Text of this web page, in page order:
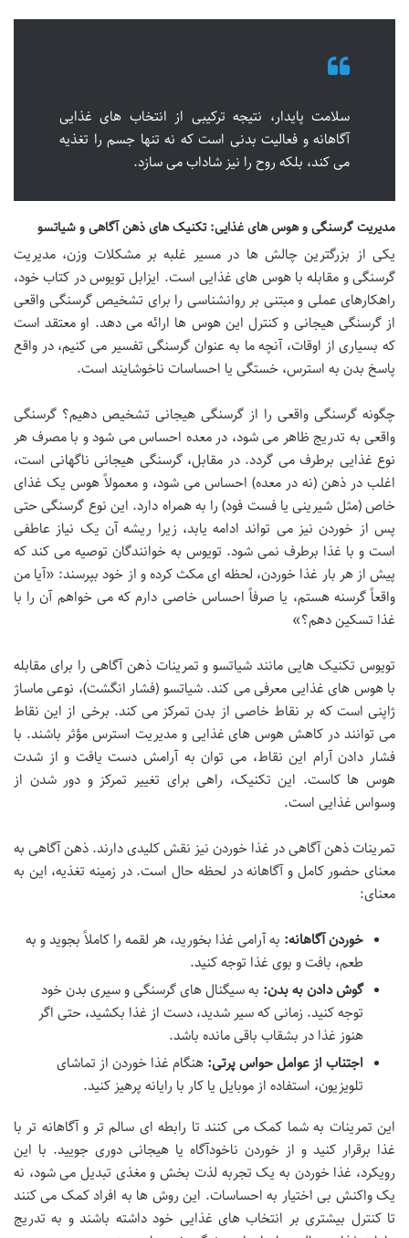
سلامت پایدار، نتیجه ترکیبی از انتخاب های غذایی
آگاهانه و فعالیت بدنی است که نه تنها جسم را تغذیه
می کند، بلکه روح را نیز شاداب می سازد.
مدیریت گرسنگی و هوس های غذایی: تکنیک های ذهن آگاهی و شیاتسو
یکی از بزرگترین چالش ها در مسیر غلبه بر مشکلات وزن، مدیریت
گرسنگی و مقابله با هوس های غذایی است. ایزابل تویوس در کتاب خود،
راهکارهای عملی و مبتنی بر روانشناسی را برای تشخیص گرسنگی واقعی
از گرسنگی هیجانی و کنترل این هوس ها ارائه می دهد. او معتقد است
که بسیاری از اوقات، آنچه ما به عنوان گرسنگی تفسیر می کنیم، در واقع
پاسخ بدن به استرس، خستگی یا احساسات ناخوشایند است.
چگونه گرسنگی واقعی را از گرسنگی هیجانی تشخیص دهیم؟ گرسنگی
واقعی به تدریج ظاهر می شود، در معده احساس می شود و با مصرف هر
نوع غذایی برطرف می گردد. در مقابل، گرسنگی هیجانی ناگهانی است،
اغلب در ذهن (نه در معده) احساس می شود، و معمولاً هوس یک غذای
خاص (مثل شیرینی یا فست فود) را به همراه دارد. این نوع گرسنگی حتی
پس از خوردن نیز می تواند ادامه یابد، زیرا ریشه آن یک نیاز عاطفی
است و با غذا برطرف نمی شود. تویوس به خوانندگان توصیه می کند که
پیش از هر بار غذا خوردن، لحظه ای مکث کرده و از خود بپرسند: «آیا من
واقعاً گرسنه هستم، یا صرفاً احساس خاصی دارم که می خواهم آن را با
غذا تسکین دهم؟»
تویوس تکنیک هایی مانند شیاتسو و تمرینات ذهن آگاهی را برای مقابله
با هوس های غذایی معرفی می کند. شیاتسو (فشار انگشت)، نوعی ماساژ
ژاپنی است که بر نقاط خاصی از بدن تمرکز می کند. برخی از این نقاط
می توانند در کاهش هوس های غذایی و مدیریت استرس مؤثر باشند. با
فشار دادن آرام این نقاط، می توان به آرامش دست یافت و از شدت
هوس ها کاست. این تکنیک، راهی برای تغییر تمرکز و دور شدن از
وسواس غذایی است.
تمرینات ذهن آگاهی در غذا خوردن نیز نقش کلیدی دارند. ذهن آگاهی به
معنای حضور کامل و آگاهانه در لحظه حال است. در زمینه تغذیه، این به
معنای:
خوردن آگاهانه: به آرامی غذا بخورید، هر لقمه را کاملاً بجوید و به
طعم، بافت و بوی غذا توجه کنید.
گوش دادن به بدن: به سیگنال های گرسنگی و سیری بدن خود
توجه کنید. زمانی که سیر شدید، دست از غذا بکشید، حتی اگر
هنوز غذا در بشقاب باقی مانده باشد.
اجتناب از عوامل حواس پرتی: هنگام غذا خوردن از تماشای
تلویزیون، استفاده از موبایل یا کار با رایانه پرهیز کنید.
این تمرینات به شما کمک می کنند تا رابطه ای سالم تر و آگاهانه تر با
غذا برقرار کنید و از خوردن ناخودآگاه یا هیجانی دوری جویید. با این
رویکرد، غذا خوردن به یک تجربه لذت بخش و مغذی تبدیل می شود، نه
یک واکنش بی اختیار به احساسات. این روش ها به افراد کمک می کنند
تا کنترل بیشتری بر انتخاب های غذایی خود داشته باشند و به تدریج